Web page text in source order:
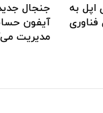
به
جنجال
آیفون
مدیریت